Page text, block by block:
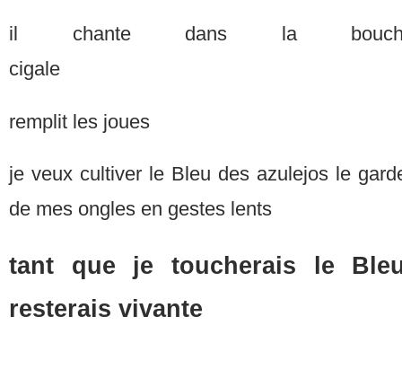
il chante dans la
remplit les joues
je veux cultiver le Bleu des azulejos le
de mes ongles en
tant que je toucherais le
resterais vivante